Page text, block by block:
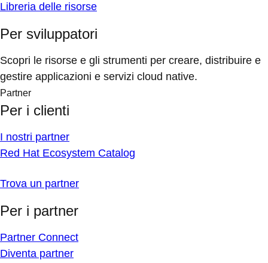
Libreria delle risorse
Per sviluppatori
Scopri le risorse e gli strumenti per creare, distribuire e
gestire applicazioni e servizi cloud native.
Partner
Per i clienti
I nostri partner
Red Hat Ecosystem Catalog
Trova un partner
Per i partner
Partner Connect
Diventa partner